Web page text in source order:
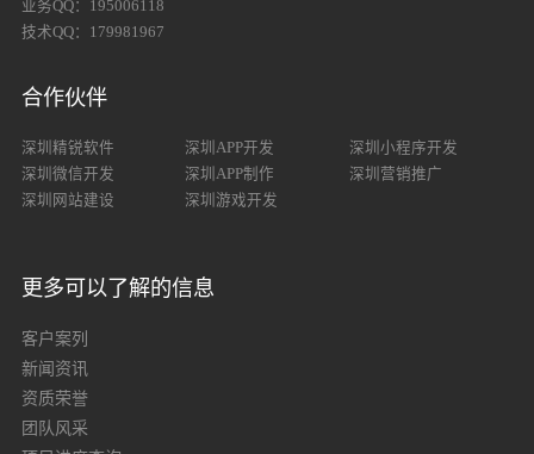
业务QQ：195006118
技术QQ：179981967
合作伙伴
深圳精锐软件 深圳APP开发
深圳小程序开发
深圳微信开发
深圳APP制作
深圳营销推广
深圳网站建设
深圳游戏开发
更多可以了解的信息
客户案列
新闻资讯
资质荣誉
团队风采